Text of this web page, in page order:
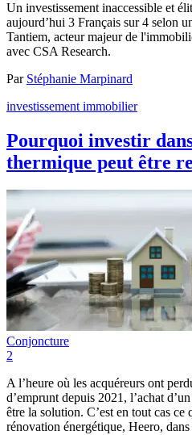
Un investissement inaccessible et
aujourd’hui 3 Français sur 4 selon
Tantiem, acteur majeur de
avec CSA Research.
Par Stéphanie Marpinard
investissement immobilier
Pourquoi investir
thermique peut être
Conjoncture
2
A l’heure où les acquéreurs ont
d’emprunt depuis 2021, l’achat
être la solution. C’est en tout cas ce
rénovation énergétique, Heero, dans